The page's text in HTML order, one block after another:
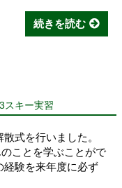
続きを読む
スキー実習
式を行いました。
ことを学ぶことがで
経験を来年度に必ず